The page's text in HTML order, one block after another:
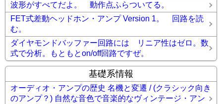
波形がすべてだよ。 動作点ふらついてる。
FET式差動ヘッドホン・アンプ Version 1。 回路を読
む。
ダイヤモンドバッファー回路には リニア性はゼロ。数
式で分析。もともとon/off回路ですぜ。
基礎系情報
オーディオ・アンプの歴史 名機と変遷 / (クラシック向き
のアンプ？) 自然な音色で音楽的なヴィンテージ・アン